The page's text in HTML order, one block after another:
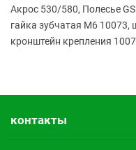
Акрос 530/580, Полесье
гайка зубчатая М6
кронштейн крепления
контакты